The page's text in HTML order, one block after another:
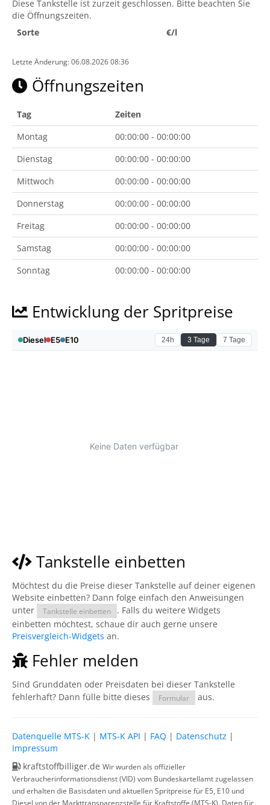
Diese Tankstelle ist zurzeit geschlossen. Bitte beachten Sie
die Öffnungszeiten.
Sorte
€/l
Letzte Änderung: 06.08.2026 08:36
Öffnungszeiten
Tag
Zeiten
Montag
00:00:00 - 00:00:00
Dienstag
00:00:00 - 00:00:00
Mittwoch
00:00:00 - 00:00:00
Donnerstag
00:00:00 - 00:00:00
Freitag
00:00:00 - 00:00:00
Samstag
00:00:00 - 00:00:00
Sonntag
00:00:00 - 00:00:00
Entwicklung der Spritpreise
Tankstelle einbetten
Möchtest du die Preise dieser Tankstelle auf deiner eigenen
Website einbetten? Dann folge einfach den Anweisungen
unter
Tankstelle einbetten
. Falls du weitere Widgets
einbetten möchtest, schaue dir auch gerne unsere
Preisvergleich-Widgets an.
Fehler melden
Sind Grunddaten oder Preisdaten bei dieser Tankstelle
fehlerhaft? Dann fülle bitte dieses
Formular aus.
Datenquelle MTS-K | MTS-K API | FAQ | Datenschutz |
Impressum
kraftstoffbilliger.de Wir wurden als offizieller
Verbraucherinformationsdienst (VID) vom Bundeskartellamt zugelassen
und erhalten die Basisdaten und aktuellen Spritpreise für E5, E10 und
Diesel von der Markttransparenzstelle für Kraftstoffe (MTS-K). Daten für